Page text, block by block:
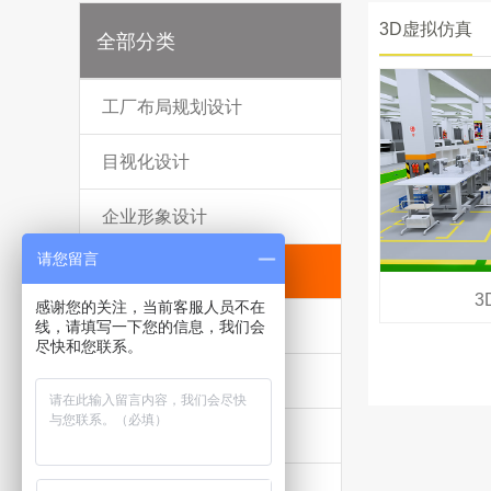
全部分类
工厂布局规划设计
目视化设计
企业形象设计
5S+安全管理
合规方案
3D虚拟仿真
请您留言
感谢您的关注，当前客服人员不在
线，请填写一下您的信息，我们会
尽快和您联系。